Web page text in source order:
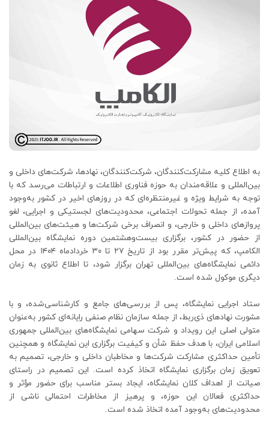
به اطلاع کلیه مشارکت‌کنندگان، شرکت‌کنندگان، نهادها، شرکت‌های داخلی و
بین‌المللی و علاقه‌مندان به حوزه فناوری اطلاعات و ارتباطات می‌رسد که با
توجه به شرایط ویژه و غیرمنتظره‌ای که در روزهای اخیر در کشور به‌وجود
آمده، از جمله تحولات اجتماعی، محدودیت‌های لجستیکی و اجرایی، لغو
پروازهای داخلی و خارجی، و انصراف برخی شرکت‌ها و هیئت‌های بین‌المللی
از حضور در کشور، برگزاری بیست‌وهشتمین دوره نمایشگاه بین‌المللی
الکامپ، که پیش‌تر مقرر بود از تاریخ ۲۷ تا ۳۰ خردادماه ۱۴۰۴ در محل
دائمی نمایشگاه‌های بین‌المللی تهران برگزار شود، تا اطلاع ثانوی به زمان
دیگری موکول شده است.
ستاد اجرایی نمایشگاه، پس از بررسی‌های جامع و کارشناسی‌شده، و با
مشورت نهادهای ذی‌ربط، از جمله سازمان نظام صنفی رایانه‌ای کشور به‌عنوان
متولی اصلی این رویداد و شرکت سهامی نمایشگاه‌های بین‌المللی جمهوری
اسلامی ایران، با هدف حفظ شأن و کیفیت برگزاری این نمایشگاه و همچنین
تأمین حداکثری مشارکت شرکت‌ها و مخاطبان داخلی و خارجی، تصمیم به
تعویق زمان برگزاری نمایشگاه اتخاذ کرده است. این تصمیم در راستای
صیانت از اهداف کلان نمایشگاه، ایجاد بستر مناسب برای حضور مؤثر و
حداکثری فعالان این حوزه، و پرهیز از مخاطرات احتمالی ناشی از
محدودیت‌های به‌وجود آمده اتخاذ شده است.